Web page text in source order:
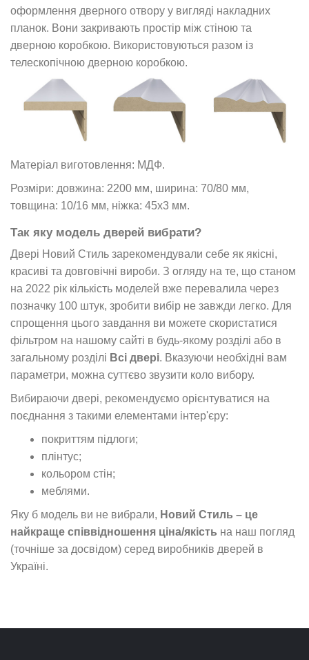
оформлення дверного отвору у вигляді накладних
планок. Вони закривають простір між стіною та
дверною коробкою. Використовуються разом із
телескопічною дверною коробкою.
Матеріал виготовлення: МДФ.
Розміри: довжина: 2200 мм, ширина: 70/80 мм,
товщина: 10/16 мм, ніжка: 45х3 мм.
Так яку модель дверей вибрати?
Двері Новий Стиль зарекомендували себе як якісні,
красиві та довговічні вироби. З огляду на те, що станом
на 2022 рік кількість моделей вже перевалила через
позначку 100 штук, зробити вибір не завжди легко. Для
спрощення цього завдання ви можете скористатися
фільтром на нашому сайті в будь-якому розділі або в
загальному розділі Всі двері. Вказуючи необхідні вам
параметри, можна суттєво звузити коло вибору.
Вибираючи двері, рекомендуємо орієнтуватися на
поєднання з такими елементами інтер'єру:
покриттям підлоги;
плінтус;
кольором стін;
меблями.
Яку б модель ви не вибрали, Новий Стиль – це
найкраще співвідношення ціна/якість на наш погляд
(точніше за досвідом) серед виробників дверей в
Україні.